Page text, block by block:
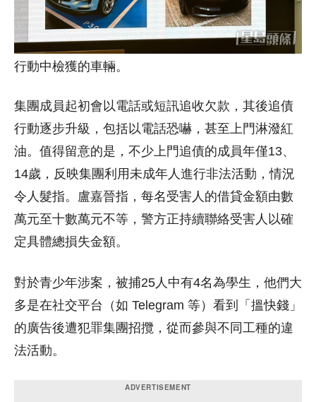
行動中檢獲的車輛。
集團成員起初會以電話或短訊追收欠款，其後追債
行動逐步升級，包括以電話恐嚇，甚至上門淋潑紅
油。值得留意的是，不少上門追債的成員年僅13、
14歲，反映集團利用未成年人進行非法活動，情況
令人髮指。盧嘉晉指，每名受害人的借貸金額由數
萬元至十數萬元不等，警方正持續聯絡受害人以確
定具體總損失金額。
對於青少年涉案，被捕25人中有4名為學生，他們大
多是在社交平台（如 Telegram 等）看到「搵快錢」
的廣告後遭犯罪集團招攬，從而參與不同工種的違
法活動。